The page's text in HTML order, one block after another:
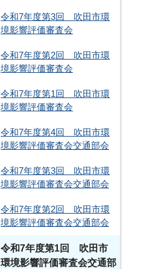
令和7年度第3回 吹田市環
境影響評価審査会
令和7年度第2回 吹田市環
境影響評価審査会
令和7年度第1回 吹田市環
境影響評価審査会
令和7年度第4回 吹田市環
境影響評価審査会交通部会
令和7年度第3回 吹田市環
境影響評価審査会交通部会
令和7年度第2回 吹田市環
境影響評価審査会交通部会
令和7年度第1回 吹田市
環境影響評価審査会交通部